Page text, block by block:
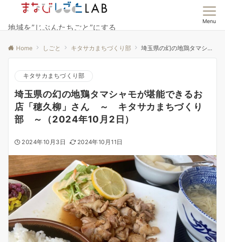
地域を”じぶんたちごと”にする
Menu
Home しごと キタサカまちづくり部 埼玉県の幻の地鶏タマシャモが堪能できるお店「穂久柳」さん ～ キタサカまちづくり部 ～（2024年10月2日）
キタサカまちづくり部
埼玉県の幻の地鶏タマシャモが堪能できるお
店「穂久柳」さん ～ キタサカまちづくり
部 ～（2024年10月2日）
2024年10月3日 2024年10月11日